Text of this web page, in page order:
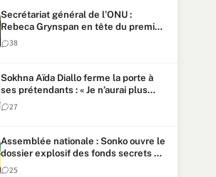
Secrétariat général de l’ONU :
Rebeca Grynspan en tête du premier
vote, Macky Sall pointe à la 5ᵉ place
38
Sokhna Aïda Diallo ferme la porte à
ses prétendants : « Je n’aurai plus
jamais un autre mari »
27
Assemblée nationale : Sonko ouvre le
dossier explosif des fonds secrets et
du patrimoine présidentiel
25